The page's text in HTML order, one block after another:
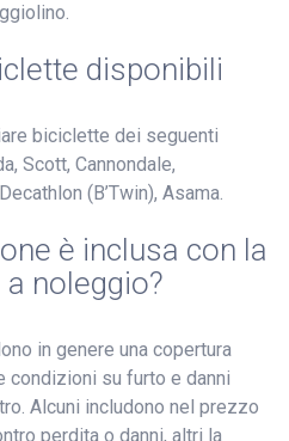
disponibili
biciclette dei seguenti
Scott, Cannondale,
(B’Twin), Asama.
è inclusa con la
noleggio?
in genere una copertura
condizioni su furto e danni
Alcuni includono nel prezzo
perdita o danni, altri la